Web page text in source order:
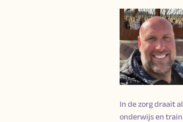
In de zorg draait
onderwijs en